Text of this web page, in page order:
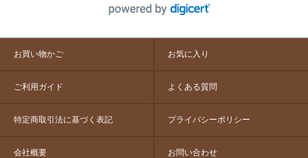
お買い物かご お気に入り
ご利用ガイド よくある質問
特定商取引法に基づく表記 プライバシーポリシー
会社概要 お問い合わせ